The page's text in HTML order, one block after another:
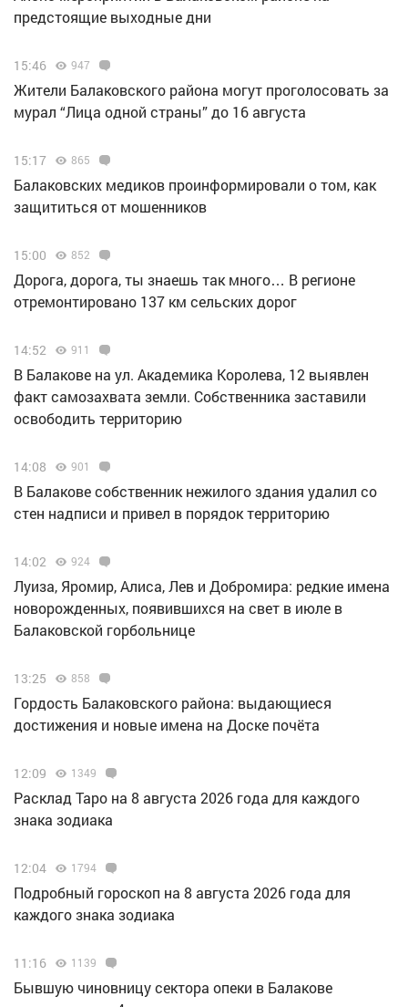
предстоящие выходные дни
15:46 947
Жители Балаковского района могут проголосовать за
мурал “Лица одной страны” до 16 августа
15:17 865
Балаковских медиков проинформировали о том, как
защититься от мошенников
15:00 852
Дорога, дорога, ты знаешь так много… В регионе
отремонтировано 137 км сельских дорог
14:52 911
В Балакове на ул. Академика Королева, 12 выявлен
факт самозахвата земли. Собственника заставили
освободить территорию
14:08 901
В Балакове собственник нежилого здания удалил со
стен надписи и привел в порядок территорию
14:02 924
Луиза, Яромир, Алиса, Лев и Добромира: редкие имена
новорожденных, появившихся на свет в июле в
Балаковской горбольнице
13:25 858
Гордость Балаковского района: выдающиеся
достижения и новые имена на Доске почёта
12:09 1349
Расклад Таро на 8 августа 2026 года для каждого
знака зодиака
12:04 1794
Подробный гороскоп на 8 августа 2026 года для
каждого знака зодиака
11:16 1139
Бывшую чиновницу сектора опеки в Балакове